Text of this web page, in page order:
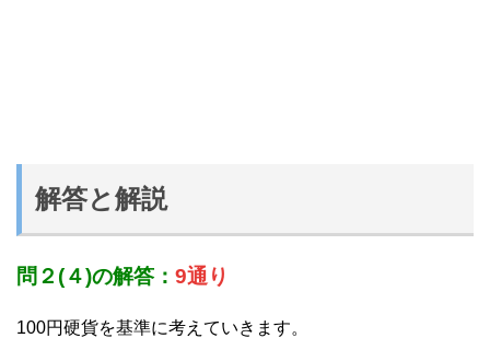
解答と解説
問２(４)の解答： 9通り
100円硬貨を基準に考えていきます。